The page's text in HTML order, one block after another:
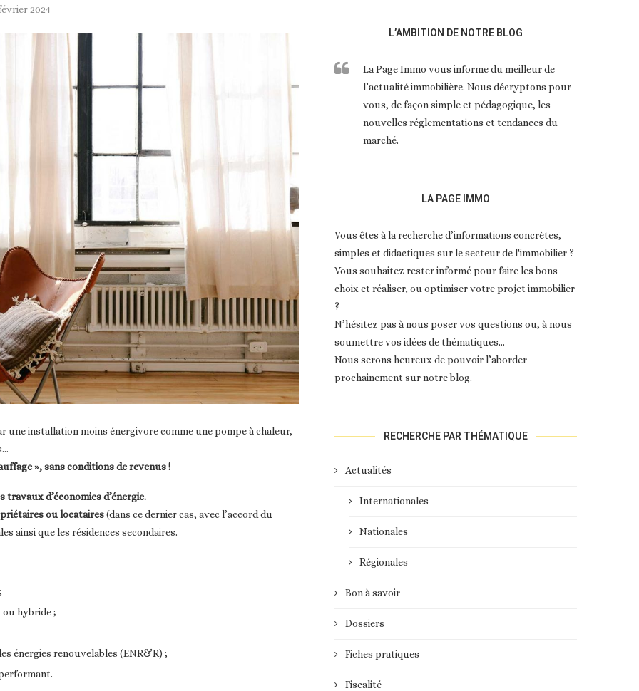
2024
installation moins énergivore comme une pompe à chaleur,
», sans conditions de revenus !
d’économies d’énergie.
ou locataires(dans ce dernier cas, avec l’accord du
ainsi que les résidences secondaires.
ou hybride ;
énergies renouvelables (ENR&R) ;
L’AMBITION DE NOTRE BLOG
La Page Immo vous informe du meilleur de
l’actualité immobilière. Nous décryptons pour
vous, de façon simple et pédagogique, les
nouvelles réglementations et tendances du
marché.
LA PAGE IMMO
Vous êtes à la recherche d’informations concrètes,
simples et didactiques sur le secteur de l'immobilier ?
Vous souhaitez rester informé pour faire les bons
choix et réaliser, ou optimiser votre projet immobilier
?
N’hésitez pas à nous poser vos questions ou, à nous
soumettre vos idées de thématiques…
Nous serons heureux de pouvoir l’aborder
prochainement sur notre blog.
RECHERCHE PAR THÉMATIQUE
Actualités
Internationales
Nationales
Régionales
Bon à savoir
Dossiers
Fiches pratiques
Fiscalité